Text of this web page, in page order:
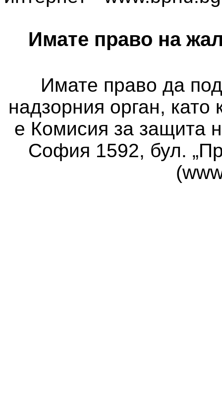
Имате право на
Имате право да
надзорния орган, като
е Комисия за защита
София 1592, бул.